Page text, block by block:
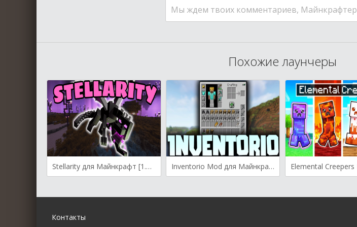
Мы ждем твоих комментариев, Майнкрафтер
Похожие лаунчеры
Stellarity для Майнкрафт [1.20.1, 1.20] Inventorio Mod для Майнкрафт [1.19.4, 1.19.3, 1.18.2]
Контакты